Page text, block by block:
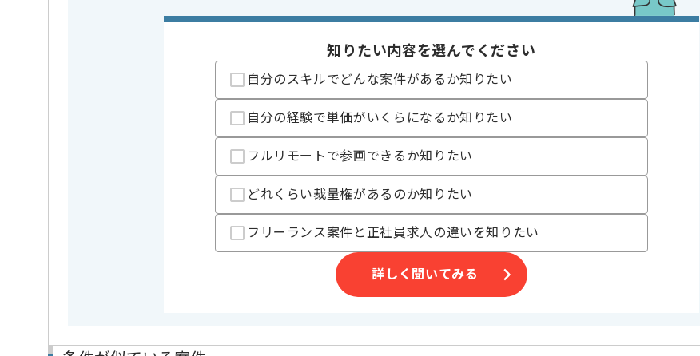
※上記に似た経験やスキルをお持ちであれば申し込み可能なケースもございます！まずはお気軽にご相談ください！
DB
SQL Server
開発ツール
GitHub , Git
業務内容
新規開発 , ソフトウェア開発
精算条件
有
支払いサイト
15日
経験豊富なエンジニアと成長が出来る環境でございます。
知りたい内容を選んでください
自分のスキルでどんな案件があるか知りたい
自分の経験で単価がいくらになるか知りたい
フルリモートで参画できるか知りたい
どれくらい裁量権があるのか知りたい
フリーランス案件と正社員求人の違いを知りたい
詳しく聞いてみる